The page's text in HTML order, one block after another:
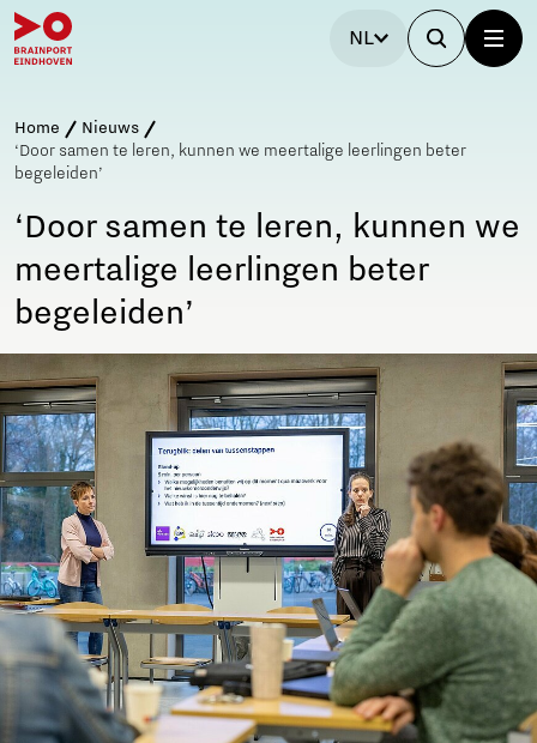
NL
Home
Nieuws
‘Door samen te leren, kunnen we meertalige leerlingen beter
begeleiden’
‘Door samen te leren, kunnen we
meertalige leerlingen beter
begeleiden’